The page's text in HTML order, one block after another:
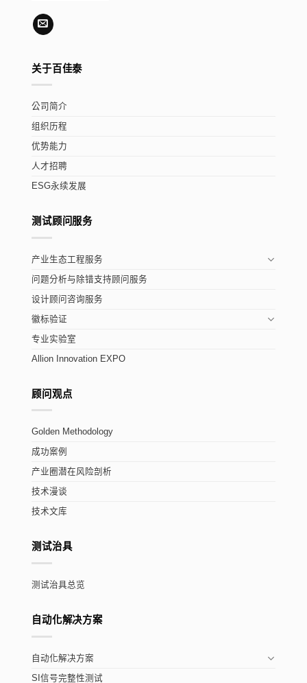
关于百佳泰
公司简介
组织历程
优势能力
人才招聘
ESG永续发展
测试顾问服务
产业生态工程服务
问题分析与除错支持顾问服务
设计顾问咨询服务
徽标验证
专业实验室
Allion Innovation EXPO
顾问观点
Golden Methodology
成功案例
产业圈潜在风险剖析
技术漫谈
技术文库
测试治具
测试治具总览
自动化解决方案
自动化解决方案
SI信号完整性测试